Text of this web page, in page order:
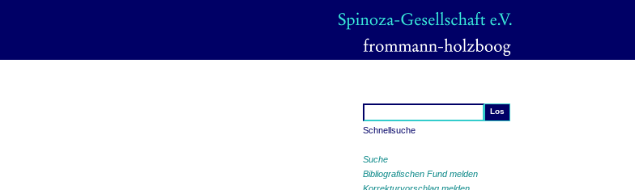
Schnellsuche
Suche
Bibliografischen Fund melden